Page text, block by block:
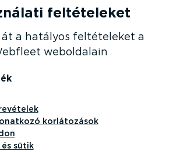
felté­te­leket
át a hatályos felté­te­leket a
weboldalain
korlá­to­zások
sütik